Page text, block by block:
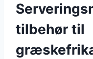
tilbehør til